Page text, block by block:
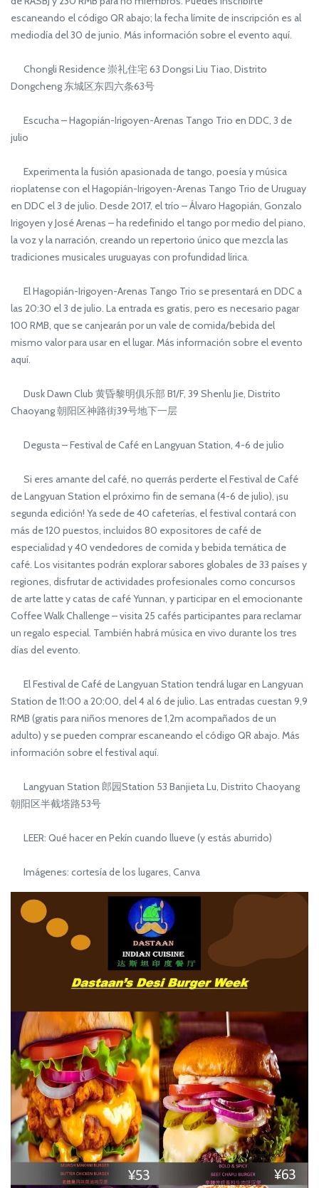
escaneando el código QR abajo; la fecha límite de inscripción es al
mediodía del 30 de junio. Más información sobre el evento aquí.
Chongli Residence 崇礼住宅 63 Dongsi Liu Tiao, Distrito
Dongcheng 东城区东四六条63号
Escucha – Hagopián-Irigoyen-Arenas Tango Trio en DDC, 3 de
julio
Experimenta la fusión apasionada de tango, poesía y música
rioplatense con el Hagopián-Irigoyen-Arenas Tango Trio de Uruguay
en DDC el 3 de julio. Desde 2017, el trío – Álvaro Hagopián, Gonzalo
Irigoyen y José Arenas – ha redefinido el tango por medio del piano,
la voz y la narración, creando un repertorio único que mezcla las
tradiciones musicales uruguayas con profundidad lírica.
El Hagopián-Irigoyen-Arenas Tango Trio se presentará en DDC a
las 20:30 el 3 de julio. La entrada es gratis, pero es necesario pagar
100 RMB, que se canjearán por un vale de comida/bebida del
mismo valor para usar en el lugar. Más información sobre el evento
aquí.
Dusk Dawn Club 黄昏黎明俱乐部 B1/F, 39 Shenlu Jie, Distrito
Chaoyang 朝阳区神路街39号地下一层
Degusta – Festival de Café en Langyuan Station, 4-6 de julio
Si eres amante del café, no querrás perderte el Festival de Café
de Langyuan Station el próximo fin de semana (4-6 de julio), ¡su
segunda edición! Ya sede de 40 cafeterías, el festival contará con
más de 120 puestos, incluidos 80 expositores de café de
especialidad y 40 vendedores de comida y bebida temática de
café. Los visitantes podrán explorar sabores globales de 33 países y
regiones, disfrutar de actividades profesionales como concursos
de arte latte y catas de café Yunnan, y participar en el emocionante
Coffee Walk Challenge – visita 25 cafés participantes para reclamar
un regalo especial. También habrá música en vivo durante los tres
días del evento.
El Festival de Café de Langyuan Station tendrá lugar en Langyuan
Station de 11:00 a 20:00, del 4 al 6 de julio. Las entradas cuestan 9,9
RMB (gratis para niños menores de 1,2m acompañados de un
adulto) y se pueden comprar escaneando el código QR abajo. Más
información sobre el festival aquí.
Langyuan Station 郎园Station 53 Banjieta Lu, Distrito Chaoyang
朝阳区半截塔路53号
LEER: Qué hacer en Pekín cuando llueve (y estás aburrido)
Imágenes: cortesía de los lugares, Canva